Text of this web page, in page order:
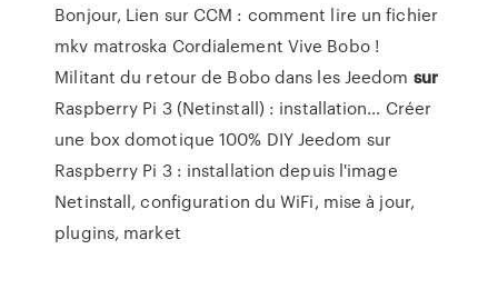
Bonjour, Lien sur CCM : comment lire un fichier
mkv matroska Cordialement Vive Bobo !
Militant du retour de Bobo dans lesJeedom sur
Raspberry Pi 3 (Netinstall) : installation… Créer
une box domotique 100% DIY Jeedom sur
Raspberry Pi 3 : installation depuis l'image
Netinstall, configuration du WiFi, mise à jour,
plugins, market